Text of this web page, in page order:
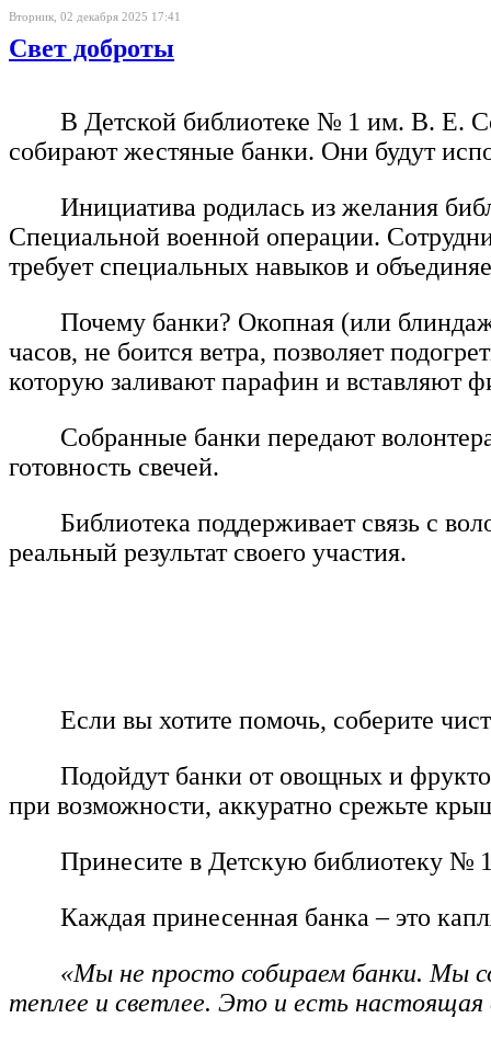
Вторник, 02 декабря 2025 17:41
Свет доброты
В Детской библиотеке № 1 им. В. Е.
собирают жестяные банки. Они будут
Инициатива родилась из желания
Специальной военной операции.
требует специальных навыков и
Почему банки? Окопная (или
часов, не боится ветра, позволяет
которую заливают парафин и вставляют
Собранные банки передают
готовность свечей.
Библиотека поддерживает связь с
реальный результат своего участия.
Если вы хотите помочь, соберите
Подойдут банки от овощных и
при возможности, аккуратно срежьте
Принесите в Детскую библиотеку №
Каждая принесенная банка – это
«Мы не просто собираем банки. Мы
теплее и светлее. Это и есть настоящая